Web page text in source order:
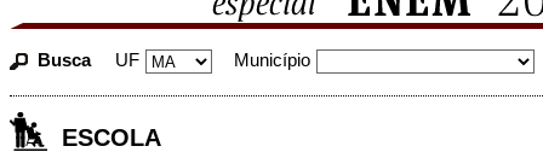
Busca UF Município
ESCOLA